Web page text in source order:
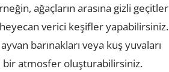
ağaçların arasına gizli geçitler
verici keşifler yapabilirsiniz.
barınakları veya kuş yuvaları
bir atmosfer oluşturabilirsiniz.